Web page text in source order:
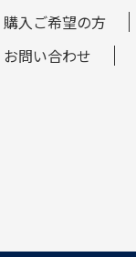
購入ご希望の方
お問い合わせ